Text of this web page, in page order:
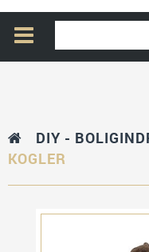
DIY -
KOGLER